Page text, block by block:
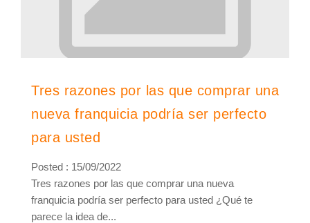
Tres razones por las que comprar una
nueva franquicia podría ser perfecto
para usted
Posted : 15/09/2022
Tres razones por las que comprar una nueva
franquicia podría ser perfecto para usted ¿Qué te
parece la idea de...